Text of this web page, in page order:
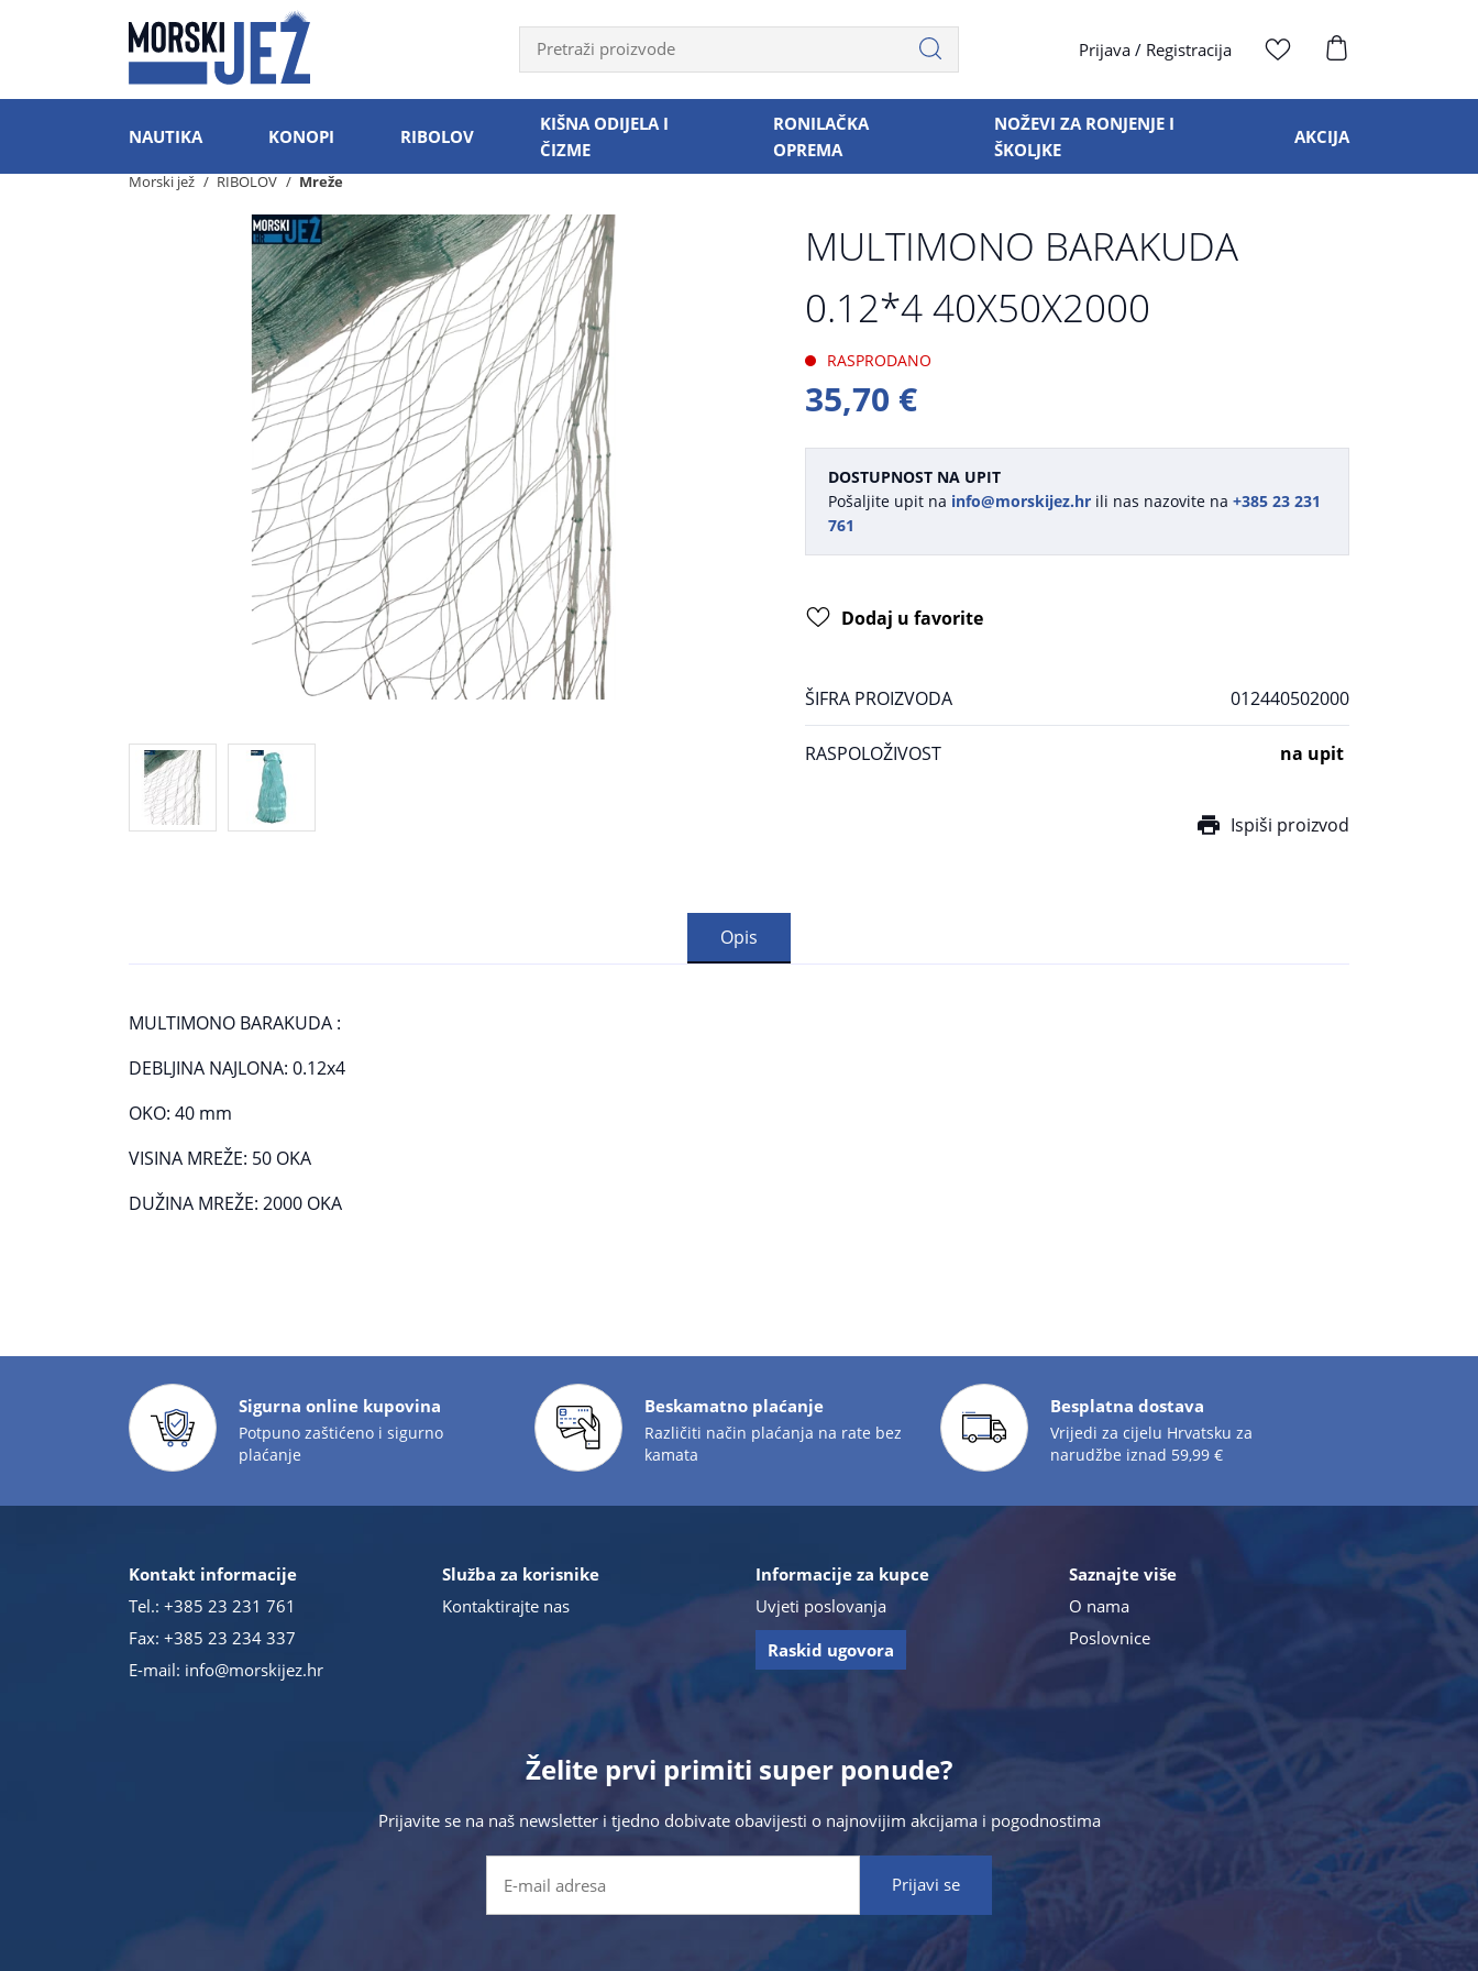
Prijava / Registracija
NAUTIKA KONOPI RIBOLOV
KIŠNA ODIJELA I
ČIZME
RONILAČKA
OPREMA
NOŽEVI ZA RONJENJE I
ŠKOLJKE
AKCIJA
Morski jež RIBOLOV Mreže
MULTIMONO BARAKUDA
0.12*4 40X50X2000
RASPRODANO
35,70 €
DOSTUPNOST NA UPIT
Pošaljite upit na info@morskijez.hr ili nas nazovite na +385 23 231
761
Dodaj u favorite
ŠIFRA PROIZVODA 012440502000
RASPOLOŽIVOST na upit
Ispiši proizvod
Opis
MULTIMONO BARAKUDA :
DEBLJINA NAJLONA: 0.12x4
OKO: 40 mm
VISINA MREŽE: 50 OKA
DUŽINA MREŽE: 2000 OKA
Sigurna online kupovina
Potpuno zaštićeno i sigurno
plaćanje
Beskamatno plaćanje
Različiti način plaćanja na rate bez
kamata
Besplatna dostava
Vrijedi za cijelu Hrvatsku za
narudžbe iznad 59,99 €
Kontakt informacije
Tel.: +385 23 231 761
Fax: +385 23 234 337
E-mail: info@morskijez.hr
Služba za korisnike
Kontaktirajte nas
Informacije za kupce
Uvjeti poslovanja
Raskid ugovora
Saznajte više
O nama
Poslovnice
Želite prvi primiti super ponude?
Prijavite se na naš newsletter i tjedno dobivate obavijesti o najnovijim akcijama i pogodnostima